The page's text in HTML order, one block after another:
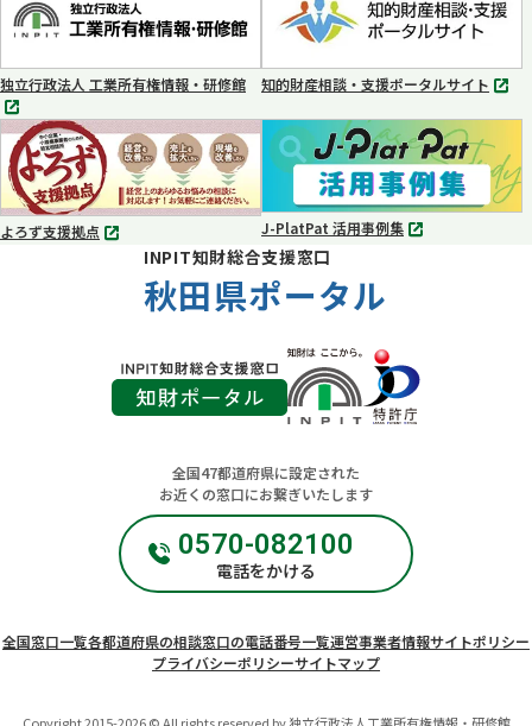
ブ
で
く
ブ
で
開
く
独立行政法人 工業所有権情報・研修館
別
タ
ブ
で
知的財産相談・支援ポータルサイト
別
タ
開
く
よろず支援拠点
別
J-PlatPat 活用事例集
別
INPIT知財総合支援窓口
秋田県ポータル
全国47都道府県に設定された
お近くの窓口にお繋ぎいたします
0570-082100
電話をかける
全国窓口一覧各都道府県の相談窓口の電話番号一覧運営事業者情報サイトポリシー
プライバシーポリシーサイトマップ